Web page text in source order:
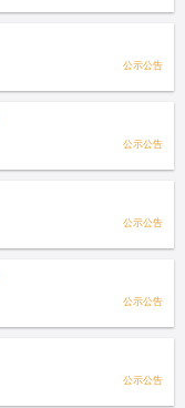
公示公告
公示公告
公示公告
公示公告
公示公告